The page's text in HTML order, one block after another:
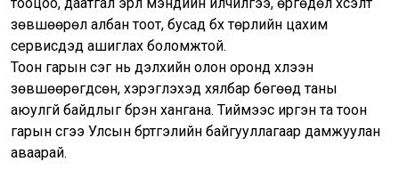
зөвшөөрөл албан тоот, бусад бүх төрлийн цахим
сервисүүдэд ашиглах боломжтой.
Тоон гарын үсэг нь дэлхийн олон оронд хүлээн
зөвшөөрөгдсөн, хэрэглэхэд хялбар бөгөөд таны
аюулгүй байдлыг бүрэн хангана. Тиймээс иргэн та тоон
гарын үсгээ Улсын бүртгэлийн байгууллагаар дамжуулан
аваарай.